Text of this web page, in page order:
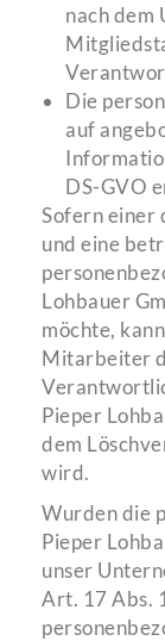
nach dem
Die
auf
DS-GVO
Sofern einer
und eine
Lohbauer
möchte,
Mitarbeiter
Pieper
dem
wird.
Wurden die
Pieper
unser
Art. 17 Abs.